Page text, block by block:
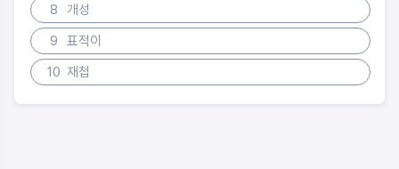
8
개성
9
표적이
10 재첩